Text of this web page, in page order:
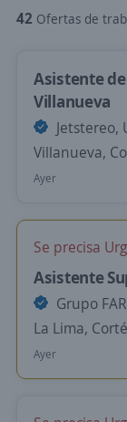
42 Ofertas de
Asistente
Villanueva
Jetstereo,
Villanueva,
Ayer
Se precisa
Asistente
Grupo
La Lima,
Ayer